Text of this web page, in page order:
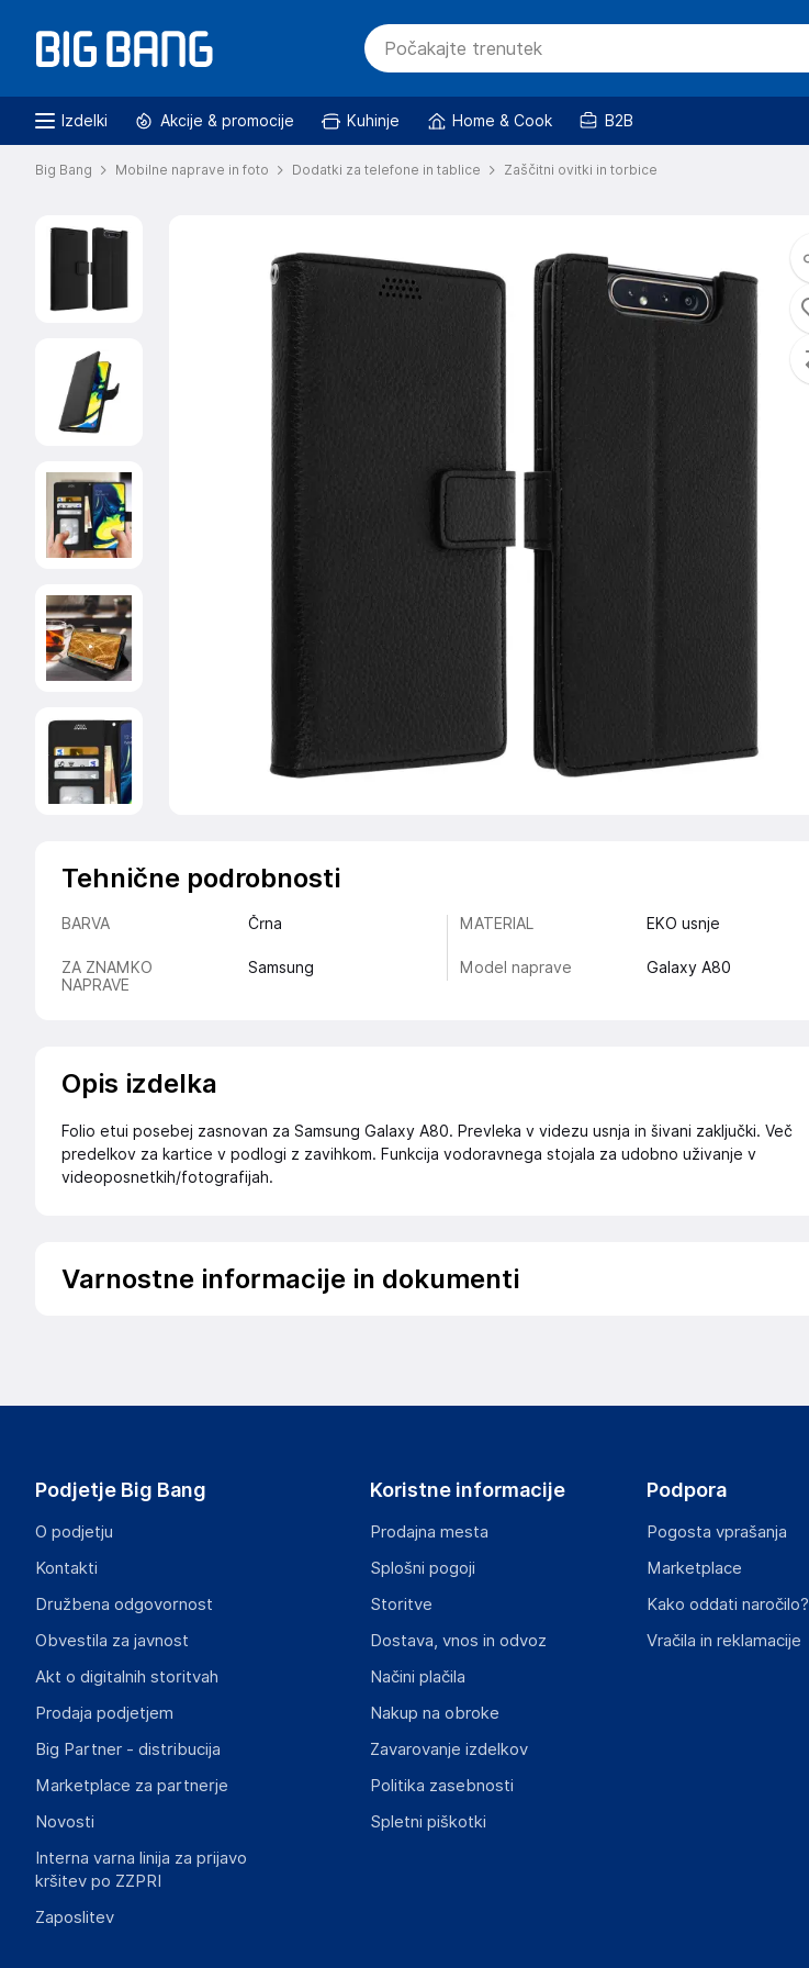
Izdelki Akcije & promocije Kuhinje Home & Cook B2B
Big Bang Mobilne naprave in foto Dodatki za telefone in tablice Zaščitni ovitki in torbice
Tehnične podrobnosti
BARVA Črna MATERIAL EKO usnje
ZA ZNAMKO
NAPRAVE
Samsung Model naprave Galaxy A80
Opis izdelka
Folio etui posebej zasnovan za Samsung Galaxy A80. Prevleka v videzu usnja in šivani zaključki. Več
predelkov za kartice v podlogi z zavihkom. Funkcija vodoravnega stojala za udobno uživanje v
videoposnetkih/fotografijah.
Varnostne informacije in dokumenti
contact@gsm55.net
Gospodarski subjekt s sedežem v EU, ki zagotavlja skladnost izdelka z zahtevanimi predpisi.
30 bis rue Girard, 93100 Montreuil, FRANCE
Francija
Podjetje Big Bang
O podjetju
Kontakti
Družbena odgovornost
Obvestila za javnost
Akt o digitalnih storitvah
Prodaja podjetjem
Big Partner - distribucija
Marketplace za partnerje
Novosti
Interna varna linija za prijavo
kršitev po ZZPRI
Zaposlitev
Koristne informacije
Prodajna mesta
Splošni pogoji
Storitve
Dostava, vnos in odvoz
Načini plačila
Nakup na obroke
Zavarovanje izdelkov
Politika zasebnosti
Spletni piškotki
Podpora
Pogosta vprašanja
Marketplace
Kako oddati naročilo?
Vračila in reklamacije